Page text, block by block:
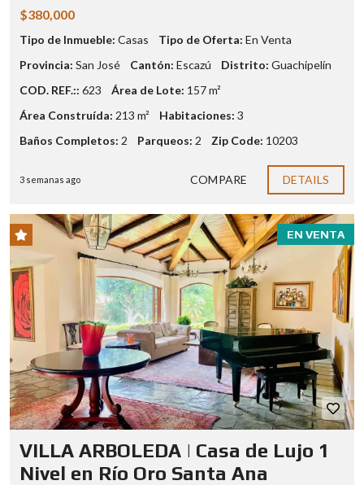
$380,000
Tipo de Inmueble: Casas Tipo de Oferta: En Venta
Provincia: San José Cantón: Escazú Distrito: Guachipelín
COD. REF.:: 623 Área de Lote: 157 m²
Área Construída: 213 m² Habitaciones: 3
Baños Completos: 2 Parqueos: 2 Zip Code: 10203
3 semanas ago COMPARE DETAILS
EN VENTA
VILLA ARBOLEDA | Casa de Lujo 1
Nivel en Río Oro Santa Ana